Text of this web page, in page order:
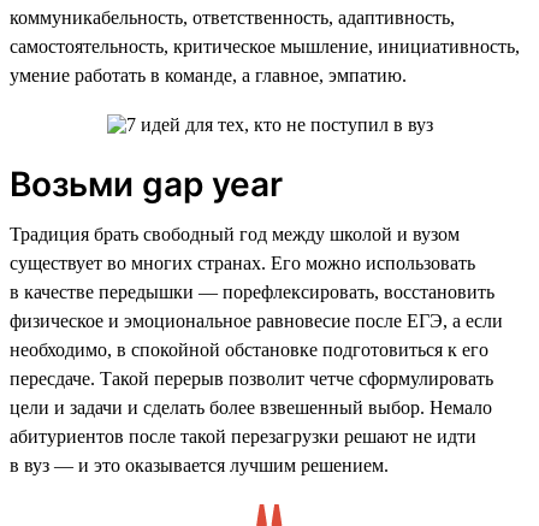
коммуникабельность, ответственность, адаптивность,
самостоятельность, критическое мышление, инициативность,
умение работать в команде, а главное, эмпатию.
Возьми gap year
Традиция брать свободный год между школой и вузом
существует во многих странах. Его можно использовать
в качестве передышки — порефлексировать, восстановить
физическое и эмоциональное равновесие после ЕГЭ, а если
необходимо, в спокойной обстановке подготовиться к его
пересдаче. Такой перерыв позволит четче сформулировать
цели и задачи и сделать более взвешенный выбор. Немало
абитуриентов после такой перезагрузки решают не идти
в вуз — и это оказывается лучшим решением.